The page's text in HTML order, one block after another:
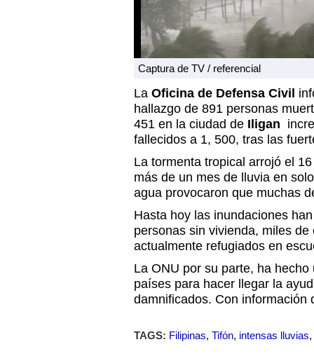
Captura de TV / referencial
La Oficina de Defensa Civil
hallazgo de 891 personas
451 en la ciudad de Iligan
fallecidos a 1, 500, tras las
La tormenta tropical arrojó el
más de un mes de lluvia en
agua provocaron que muchas
Hasta hoy las inundaciones
personas sin vivienda, miles
actualmente refugiados en
La ONU por su parte, ha
países para hacer llegar la
damnificados. Con información
TAGS: Filipinas, Tifón, intensas lluvias,